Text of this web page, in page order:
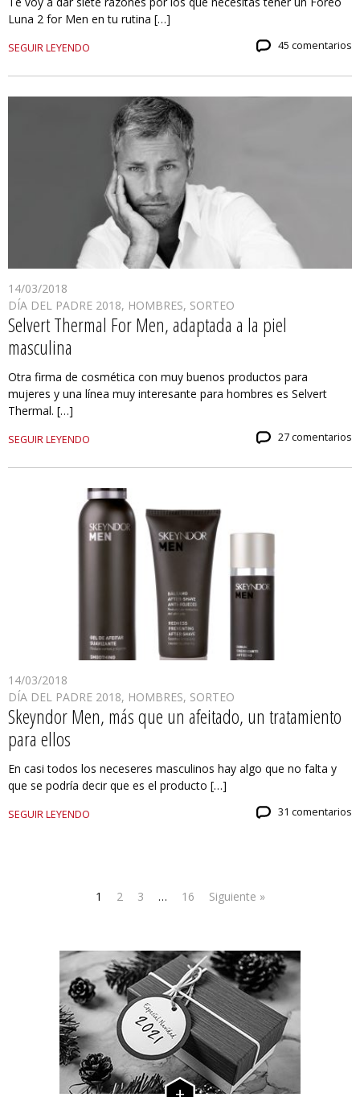
Luna 2 for Men en tu rutina […]
SEGUIR LEYENDO 45 comentarios
14/03/2018
DÍA DEL PADRE 2018, HOMBRES, SORTEO
Selvert Thermal For Men, adaptada a la piel
masculina
Otra firma de cosmética con muy buenos productos para
mujeres y una línea muy interesante para hombres es Selvert
Thermal. […]
SEGUIR LEYENDO 27 comentarios
14/03/2018
DÍA DEL PADRE 2018, HOMBRES, SORTEO
Skeyndor Men, más que un afeitado, un tratamiento
para ellos
En casi todos los neceseres masculinos hay algo que no falta y
que se podría decir que es el producto […]
SEGUIR LEYENDO 31 comentarios
1 2 3 … 16 Siguiente »